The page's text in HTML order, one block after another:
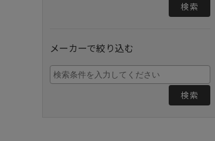
検索
メーカーで絞り込む
検索